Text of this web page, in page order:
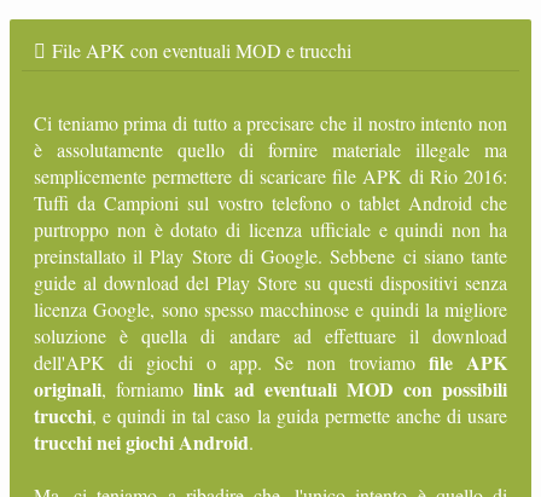
File APK con eventuali MOD e trucchi
Ci teniamo prima di tutto a precisare che il nostro intento non
è assolutamente quello di fornire materiale illegale ma
semplicemente permettere di scaricare file APK di Rio 2016:
Tuffi da Campioni sul vostro telefono o tablet Android che
purtroppo non è dotato di licenza ufficiale e quindi non ha
preinstallato il Play Store di Google. Sebbene ci siano tante
guide al download del Play Store su questi dispositivi senza
licenza Google, sono spesso macchinose e quindi la migliore
soluzione è quella di andare ad effettuare il download
dell'APK di giochi o app. Se non troviamofile APK
originali, forniamo link ad eventuali MOD con possibili
trucchi, e quindi in tal caso la guida permette anche di usare
trucchi nei giochi Android.